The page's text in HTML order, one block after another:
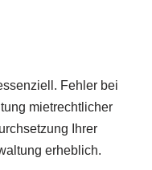
Fehler bei
mietrechtlicher
Ihrer
erheblich.